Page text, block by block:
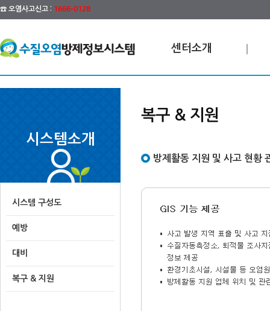
☎ 오염사고신고 : 1666-0128
센터소개
시스템소개
시스템 구성도
예방
대비
복구 & 지원
복구 & 지원
방제활동 지원 및 사고 현황